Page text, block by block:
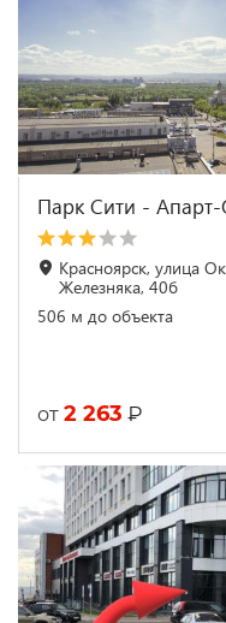
Парк Сити - Апарт-
Красноярск, улица
Железняка, 40б
506 м до объекта
от 2 263 ₽